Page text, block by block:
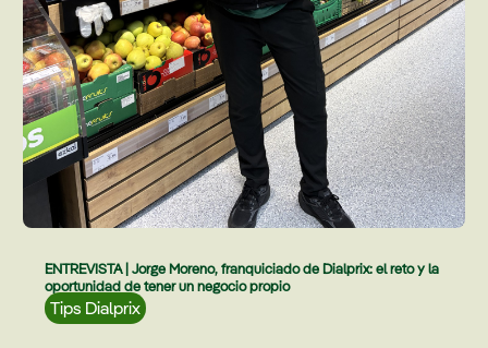
ENTREVISTA | Jorge Moreno, franquiciado de Dialprix: el reto y la
oportunidad de tener un negocio propio
Tips Dialprix